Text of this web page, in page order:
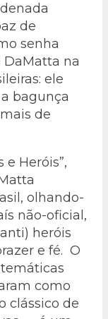
de
senha
DaMatta na
ele
bagunça
de
e Heróis”,
olhando-
não-oficial,
heróis
e fé. O
como
clássico de